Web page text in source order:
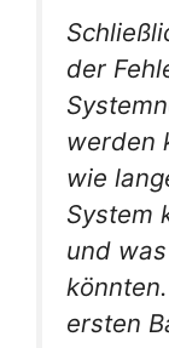
der
werden
wie
System
und
ersten